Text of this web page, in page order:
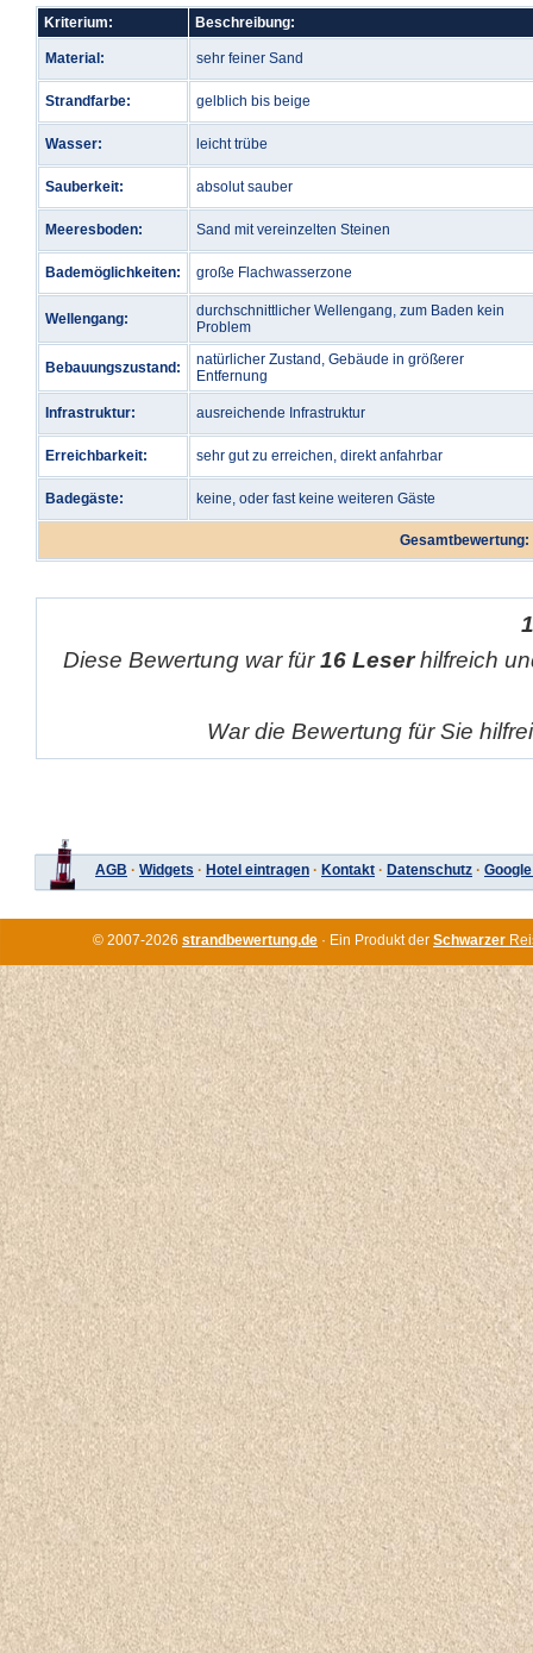
Kriterium: Beschreibung:
Material: sehr feiner Sand
Strandfarbe: gelblich bis beige
Wasser: leicht trübe
Sauberkeit: absolut sauber
Meeresboden: Sand mit vereinzelten Steinen
Bademöglichkeiten: große Flachwasserzone
Wellengang:
durchschnittlicher Wellengang, zum Baden kein
Problem
Bebauungszustand:
natürlicher Zustand, Gebäude in größerer
Entfernung
Infrastruktur: ausreichende Infrastruktur
Erreichbarkeit: sehr gut zu erreichen, direkt anfahrbar
Badegäste: keine, oder fast keine weiteren Gäste
Gesamtbewertung:
Diese Bewertung war für16 Leserhilfreich
War die Bewertung für Sie
AGB · Widgets · Hotel eintragen · Kontakt · Datenschutz ·
© 2007-2026 strandbewertung.de · Ein Produkt der Schwarzer